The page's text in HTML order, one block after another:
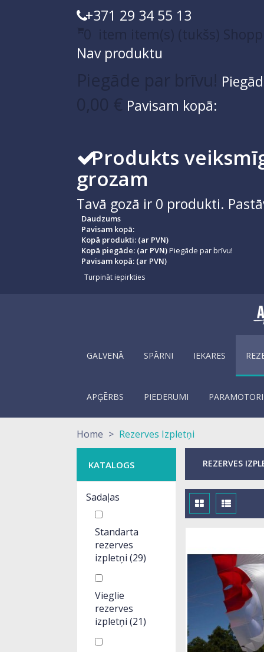
+371 29 34 55 13
0
item item(s) (tukšs)
Nav produktu
Piegāde par brīvu!
0,00 € Pavisam kopā:
Produkts
grozam
Tavā gozā ir 0 produkti.
Daudzums
Pavisam kopā:
Kopā produkti: (ar PVN)
Kopā piegāde: (ar PVN)Piegāde par brīvu!
Pavisam kopā: (ar PVN)
Turpināt iepirkties
GALVENĀ SPĀRNI IEKARES
APĢĒRBS PIEDERUMI PARAMOTORI
Home > Rezerves Izpletņi
KATALOGS
Sadaļas
Standarta
rezerves
izpletņi (29)
Vieglie
rezerves
izpletņi (21)
REZERVES